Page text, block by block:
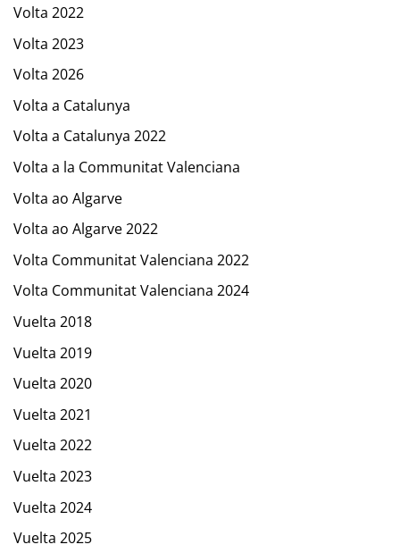
Volta 2022
Volta 2023
Volta 2026
Volta a Catalunya
Volta a Catalunya 2022
Volta a la Communitat Valenciana
Volta ao Algarve
Volta ao Algarve 2022
Volta Communitat Valenciana 2022
Volta Communitat Valenciana 2024
Vuelta 2018
Vuelta 2019
Vuelta 2020
Vuelta 2021
Vuelta 2022
Vuelta 2023
Vuelta 2024
Vuelta 2025